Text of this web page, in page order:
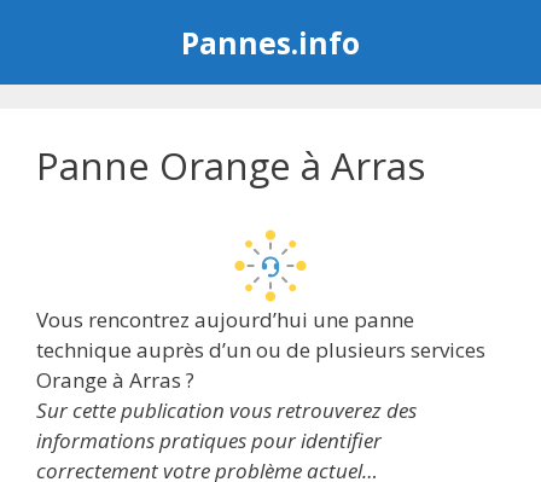
Pannes.info
Panne Orange à Arras
Vous rencontrez aujourd’hui une panne
technique auprès d’un ou de plusieurs services
Orange à Arras ?
Sur cette publication vous retrouverez des
informations pratiques pour identifier
correctement votre problème actuel…